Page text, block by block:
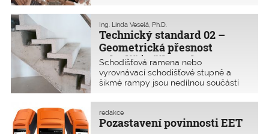
oboru z pohledu kauzy v České
Třebové.
Technický standard 02 –
Geometrická přesnost
schodišť a šikmých ramp
Ing. Linda Veselá, Ph.D.
Schodišťová ramena nebo
vyrovnávací schodišťové stupně a
šikmé rampy jsou nedílnou součástí
komunikačních koridorů. Z tohoto
důvodu jsou na ně kladeny technické
požadavky, které mají zajistit
Pozastavení povinnosti EET
redakce